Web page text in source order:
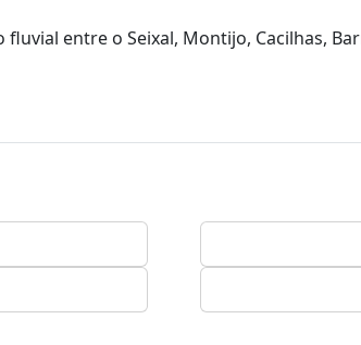
fluvial entre o Seixal, Montijo, Cacilhas,